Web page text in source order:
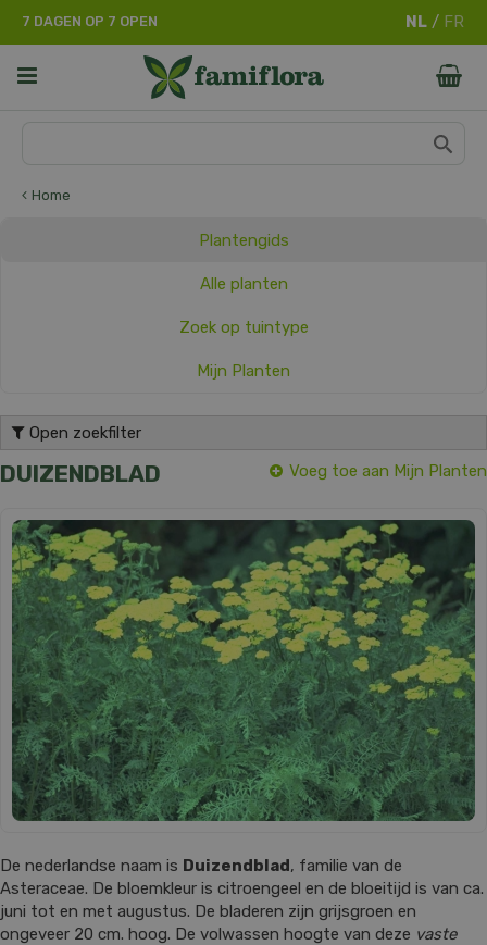
Home
7 DAGEN OP 7 OPEN
Plantengids
Alle planten
Zoek op tuintype
Mijn Planten
Open zoekfilter
DUIZENDBLAD Voeg toe aan Mijn Planten
De nederlandse naam is Duizendblad, familie van de
Asteraceae. De bloemkleur is citroengeel en de bloeitijd is van ca.
juni tot en met augustus. De bladeren zijn grijsgroen en
ongeveer 20 cm. hoog. De volwassen hoogte van deze vaste